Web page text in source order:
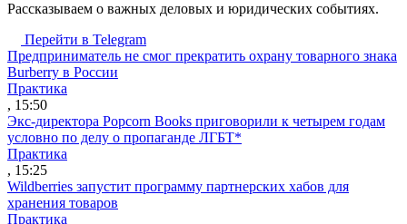
Рассказываем о важных деловых и юридических событиях.
Перейти в Telegram
Предприниматель не смог прекратить охрану товарного знака
Burberry в России
Практика
, 15:50
Экс-директора Popcorn Books приговорили к четырем годам
условно по делу о пропаганде ЛГБТ*
Практика
, 15:25
Wildberries запустит программу партнерских хабов для
хранения товаров
Практика